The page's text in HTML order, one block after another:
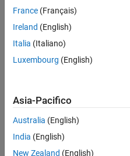
France (Français)
Ireland (English)
Italia (Italiano)
Luxembourg (English)
Asia-Pacifico
Australia (English)
India (English)
New Zealand (English)